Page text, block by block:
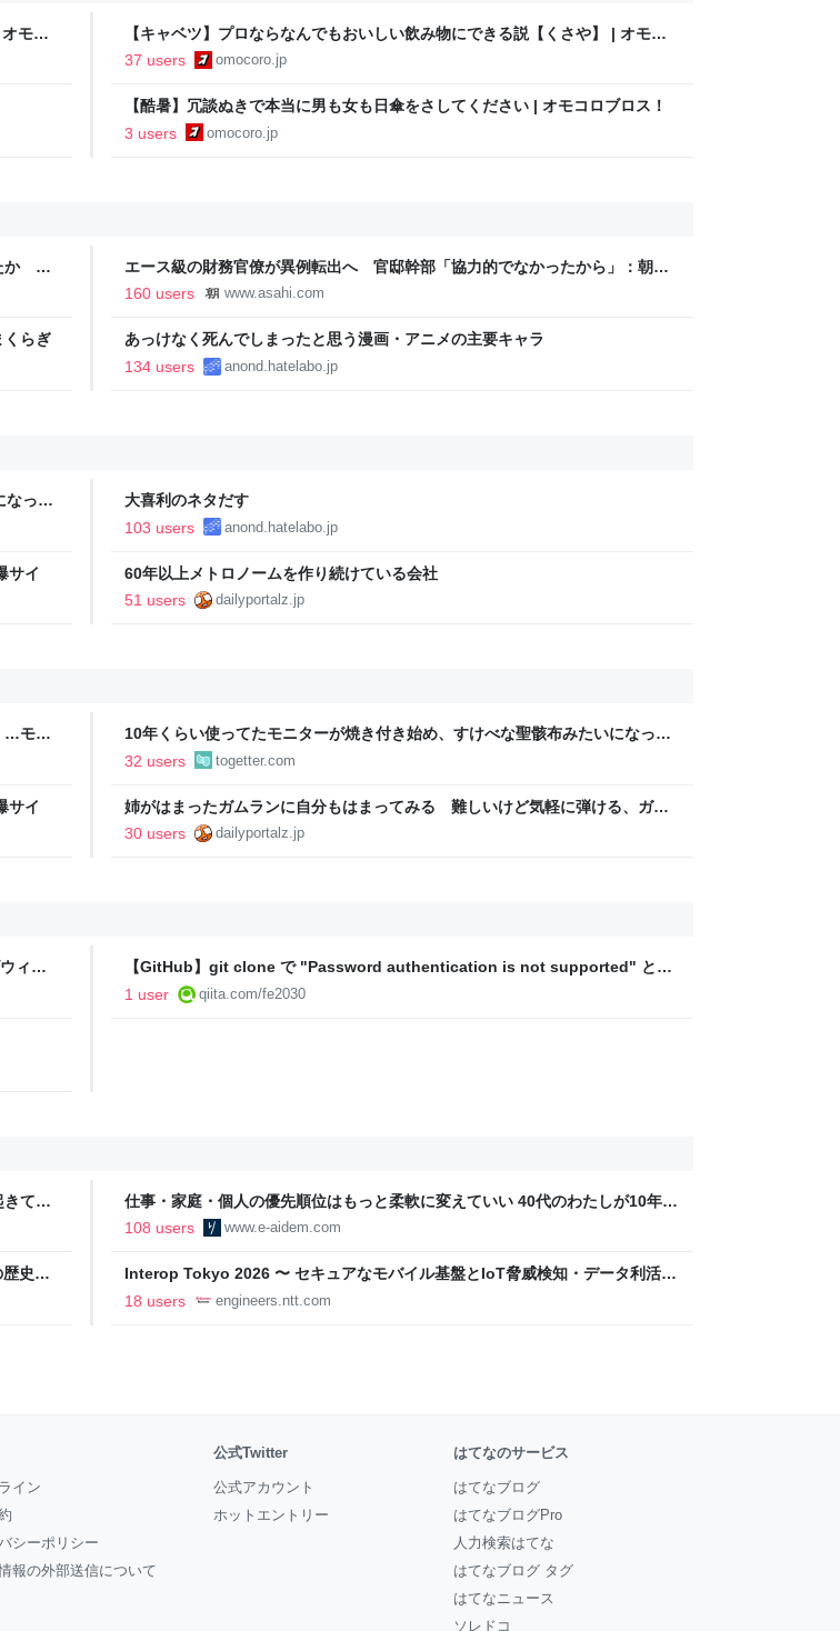
モコ
【キャベツ】プロならなんでもおいしい飲み物にできる説【くさや】 | オモコ
ロ
37 users omocoro.jp
【酷暑】冗談ぬきで本当に男も女も日傘をさしてください | オモコロブロス！
3 users
omocoro.jp
か 女
エース級の財務官僚が異例転出へ 官邸幹部「協力的でなかったから」：朝日
新聞
160 users www.asahi.com
くらぎ
あっけなく死んでしまったと思う漫画・アニメの主要キャラ
134 users
anond.hatelabo.jp
なって
大喜利のネタだす
103 users
anond.hatelabo.jp
サイ
60年以上メトロノームを作り続けている会社
51 users
dailyportalz.jp
…モデ
っ
10年くらい使ってたモニターが焼き付き始め、すけべな聖骸布みたいになって
る「元画像がわからない」→有能ニキ「これか？」
32 users togetter.com
サイ
姉がはまったガムランに自分もはまってみる 難しいけど気軽に弾ける、ガム
ラン教室一日体験
30 users dailyportalz.jp
ィー
【GitHub】git clone で "Password authentication is not supported" と怒
られた時の対処法【完全版】 - Qiita
1 user qiita.com/fe2030
てい
仕事・家庭・個人の優先順位はもっと柔軟に変えていい 40代のわたしが10年後
の自分に伝えたいこと - りっすん by イーアイデム
108 users www.e-aidem.com
史に
Interop Tokyo 2026 〜 セキュアなモバイル基盤とIoT脅威検知・データ利活用
への取り組み 〜 - NTT docomo Business Engineers' Blog
18 users engineers.ntt.com
イン
シーポリシー
報の外部送信について
公式Twitter
公式アカウント
ホットエントリー
はてなのサービス
はてなブログ
はてなブログPro
人力検索はてな
はてなブログ タグ
はてなニュース
ソレドコ